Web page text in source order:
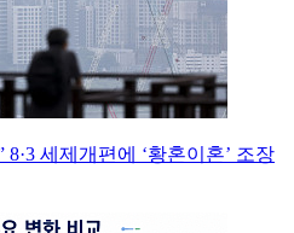
8·3 세제개편에 ‘황혼이혼’ 조장